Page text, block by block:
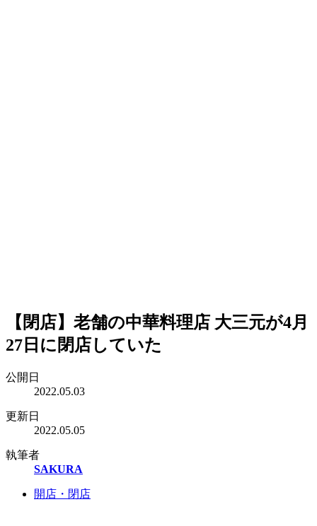
【閉店】老舗の中華料理店 大三元が4月
27日に閉店していた
公開日
2022.05.03
更新日
2022.05.05
執筆者
SAKURA
開店・閉店